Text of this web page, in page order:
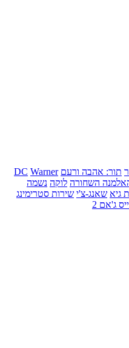
תור: אהבה ורעם DC Warner
השחורה לוקה נשמה
גיא שאנג-צ'י שירות סטרימינג
ג'אם 2